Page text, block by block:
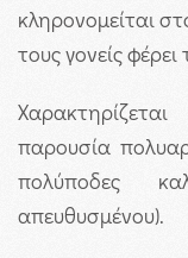
κληρονομείται
τους γονείς
παρουσία
πολύποδες
απευθυσμένου).